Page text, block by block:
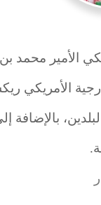
الأمير محمد
الأمريكي